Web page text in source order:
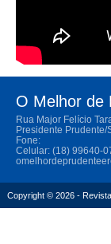
O Melhor de
Rua Major Felício
Presidente Prudente/
Fone:
Celular: (18) 99640-
Copyright © 2026 -